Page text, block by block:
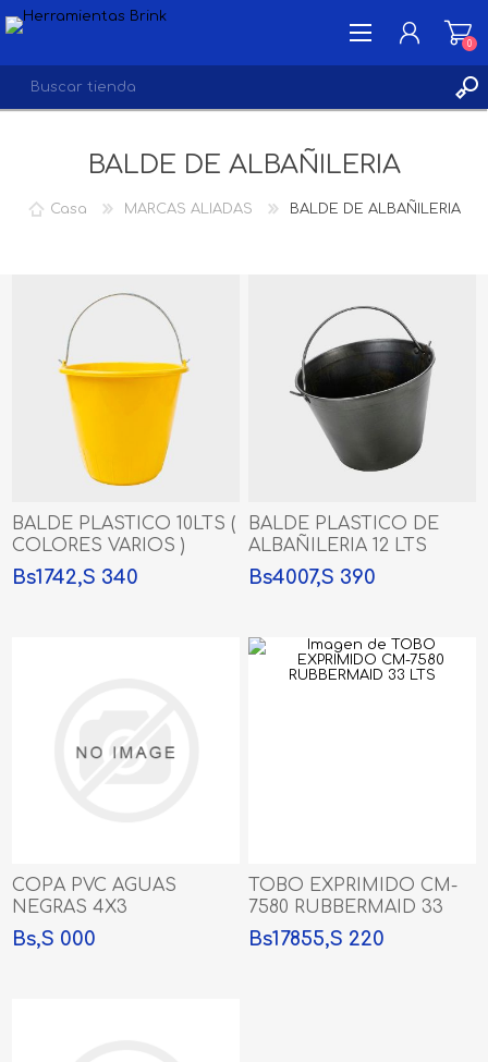
INICIA SESIÓN
LISTA DE DESEOS
0
0
BALDE DE ALBAÑILERIA
Casa MARCAS ALIADAS BALDE DE ALBAÑILERIA
BALDE PLASTICO 10LTS (
COLORES VARIOS )
Bs1742,S 340
BALDE PLASTICO DE
ALBAÑILERIA 12 LTS
Bs4007,S 390
COPA PVC AGUAS
NEGRAS 4X3
Bs,S 000
TOBO EXPRIMIDO CM-
7580 RUBBERMAID 33
LTS
Bs17855,S 220